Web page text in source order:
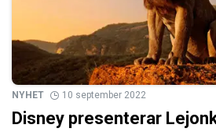
NYHET 10 september 2022
Disney presenterar